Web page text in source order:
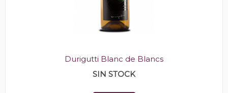
Durigutti Blanc de Blancs
SIN STOCK